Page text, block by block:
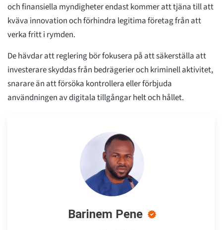
och finansiella myndigheter endast kommer att tjäna till att
kväva innovation och förhindra legitima företag från att
verka fritt i rymden.
De hävdar att reglering bör fokusera på att säkerställa att
investerare skyddas från bedrägerier och kriminell aktivitet,
snarare än att försöka kontrollera eller förbjuda
användningen av digitala tillgångar helt och hållet.
Barinem Pene